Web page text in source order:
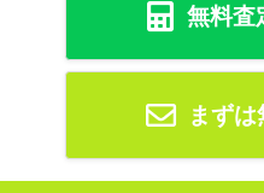
無料査
まず